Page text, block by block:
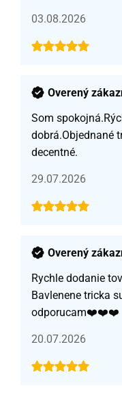
03.08.2026
Overený
Som
dobrá.Objednané
decentné.
29.07.2026
Overený
Rychle dodanie
Bavlenene tricka
odporucam❤️❤️❤️
20.07.2026